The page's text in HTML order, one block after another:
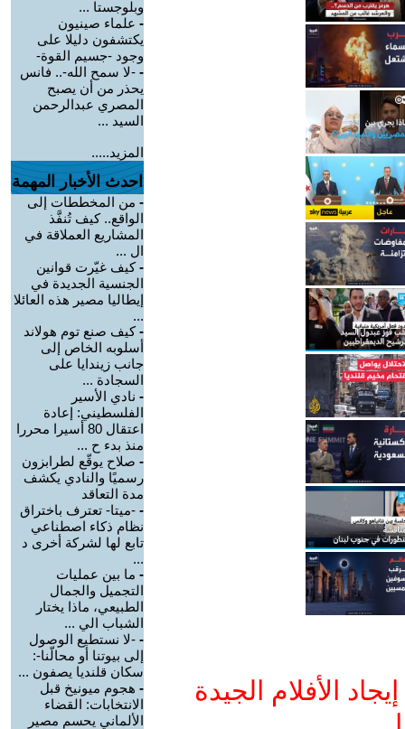
الأفلام الجيدة
وبلوجستا ...
- علماء صينيون
يكتشفون دليلا على
وجود -جسيم القوة-
- -لا سمح الله-.. فانس
يحذر من أن يصبح
المصري عبدالرحمن
السيد ...
المزيد.....
احدث الأخبار المهمة
- من المخططات إلى
الواقع.. كيف تُنفَّذ
المشاريع العملاقة في
ال ...
-كيف غيّرت قوانين
الجنسية الجديدة في
إيطاليا مصير هذه العائلا
...
-كيف صنع توم هولاند
أسلوبه الخاص إلى
جانب زيندايا على
السجادة ...
- نادي الأسير
الفلسطيني: إعادة
اعتقال 80 أسيرا محررا
منذ بدء ح ...
- صلاح يوقّع لطرابزون
رسميًا والنادي يكشف
مدة التعاقد
- -ميتا- تعترف باختراق
نظام ذكاء اصطناعي
تابع لها لشركة أخرى د
...
- ما بين عمليات
التجميل والجمال
الطبيعي، ماذا يختار
الشباب الي ...
- -لا نستطيع الوصول
إلى بيوتنا أو محالّنا-:
سكان قلنديا يصفون ...
- هجوم ميونيخ قبل
الانتخابات: القضاء
الألماني يحسم مصير